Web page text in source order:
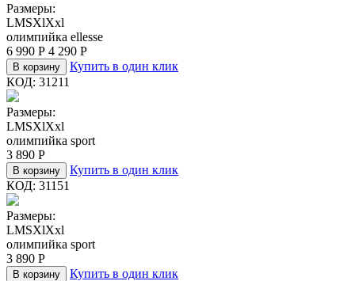
Размеры:
LMSXlXxl
олимпийка ellesse
6 990 Р 4 290 Р
В корзину
Купить в один клик
КОД: 31211
Размеры:
LMSXlXxl
олимпийка sport
3 890 Р
В корзину
Купить в один клик
КОД: 31151
Размеры:
LMSXlXxl
олимпийка sport
3 890 Р
В корзину
Купить в один клик